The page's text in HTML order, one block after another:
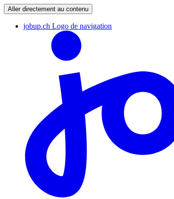
Aller directement au contenu
jobup.ch Logo de navigation